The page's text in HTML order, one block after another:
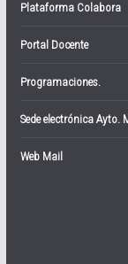
Plataforma Colabora
Portal Docente
Programaciones.
Sede electrónica Ayto.
Web Mail